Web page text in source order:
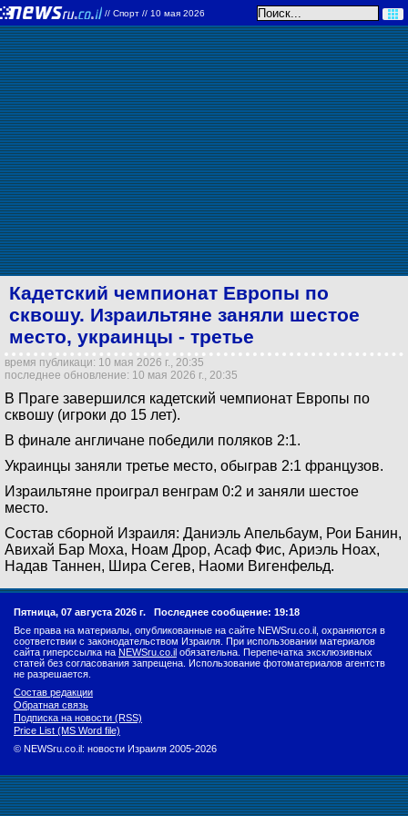
// Спорт // 10 мая 2026
Кадетский чемпионат Европы по
сквошу. Израильтяне заняли шестое
место, украинцы - третье
время публикаци: 10 мая 2026 г., 20:35
последнее обновление: 10 мая 2026 г., 20:35
В Праге завершился кадетский чемпионат Европы по
сквошу (игроки до 15 лет).
В финале англичане победили поляков 2:1.
Украинцы заняли третье место, обыграв 2:1 французов.
Израильтяне проиграл венграм 0:2 и заняли шестое
место.
Состав сборной Израиля: Даниэль Апельбаум, Рои Банин,
Авихай Бар Моха, Ноам Дрор, Асаф Фис, Ариэль Ноах,
Надав Таннен, Шира Сегев, Наоми Вигенфельд.
Пятница, 07 августа 2026 г. Последнее сообщение: 19:18
Все права на материалы, опубликованные на сайте NEWSru.co.il, охраняются в
соответствии с законодательством Израиля. При использовании материалов
сайта гиперссылка на NEWSru.co.il обязательна. Перепечатка эксклюзивных
статей без согласования запрещена. Использование фотоматериалов агентств
не разрешается.
Состав редакции
Обратная связь
Подписка на новости (RSS)
Price List (MS Word file)
© NEWSru.co.il: новости Израиля 2005-2026